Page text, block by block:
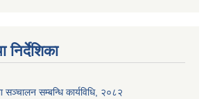
सम्बन्धि कार्यविधि, २०८२